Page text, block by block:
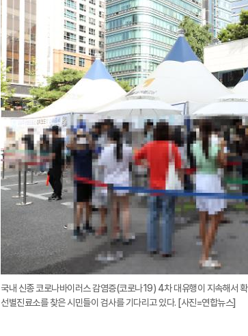
국내 신종 코로나바이러스 감염증(코로나19) 4차 대유행이 지속해서
선별진료소를 찾은 시민들이 검사를 기다리고 있다. [사진=연합뉴스]